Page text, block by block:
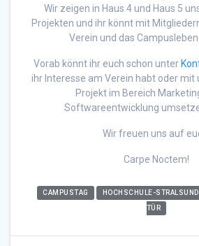
Wir zeigen in Haus 4 und Haus 5
Projekten und ihr könnt mit
Verein und das Campusleben
Vorab könnt ihr euch schon unter
ihr Interesse am Verein habt oder mit
Projekt im Bereich
Softwareentwicklung
Wir freuen uns auf
Carpe Noctem!
CAMPUSTAG HOCHSCHULE-STRALSUND
TÜR